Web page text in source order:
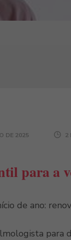
DE 2025 2
para a
de ano:
para